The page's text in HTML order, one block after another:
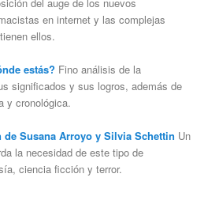
en internet y las complejas
ellos.
estás? Fino análisis de la
significados y sus logros, además de
y cronológica.
de Susana Arroyo y Silvia Schettin Un
la necesidad de este tipo de
ciencia ficción y terror.